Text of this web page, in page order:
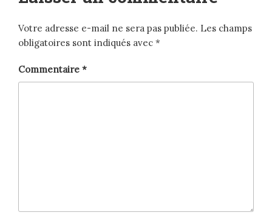
Votre adresse e-mail ne sera pas publiée. Les champs
obligatoires sont indiqués avec *
Commentaire *